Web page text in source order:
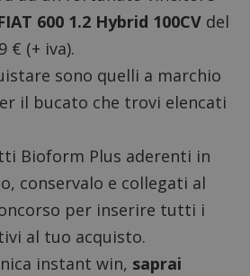
600 1.2 Hybrid 100CV del
€ (+ iva).
sono quelli a marchio
il bucato che trovi elencati
Bioform Plus aderenti in
conservalo e collegati al
per inserire tutti i
al tuo acquisto.
instant win, saprai